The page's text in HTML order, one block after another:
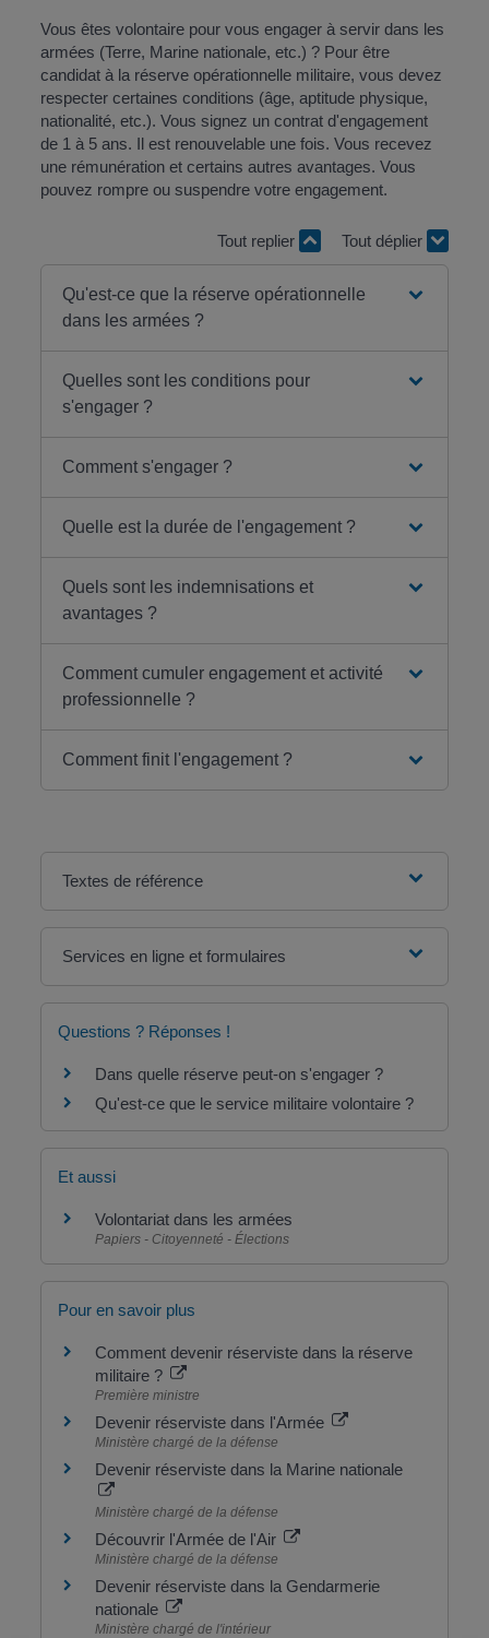
Vous êtes volontaire pour vous engager à servir dans les
armées (Terre, Marine nationale, etc.) ? Pour être
candidat à la réserve opérationnelle militaire, vous devez
respecter certaines conditions (âge, aptitude physique,
nationalité, etc.). Vous signez un contrat d'engagement
de 1 à 5 ans. Il est renouvelable une fois. Vous recevez
une rémunération et certains autres avantages. Vous
pouvez rompre ou suspendre votre engagement.
Tout replier Tout déplier
Qu'est-ce que la réserve opérationnelle
dans les armées ?
Quelles sont les conditions pour
s'engager ?
Comment s'engager ?
Quelle est la durée de l'engagement ?
Quels sont les indemnisations et
avantages ?
Comment cumuler engagement et activité
professionnelle ?
Comment finit l'engagement ?
Textes de référence
Services en ligne et formulaires
Questions ? Réponses !
Dans quelle réserve peut-on s'engager ?
Qu'est-ce que le service militaire volontaire ?
Et aussi
Volontariat dans les armées
Papiers - Citoyenneté - Élections
Pour en savoir plus
Comment devenir réserviste dans la réserve
militaire ?
Première ministre
Devenir réserviste dans l'Armée
Ministère chargé de la défense
Devenir réserviste dans la Marine nationale
Ministère chargé de la défense
Découvrir l'Armée de l'Air
Ministère chargé de la défense
Devenir réserviste dans la Gendarmerie
nationale
Ministère chargé de l'intérieur